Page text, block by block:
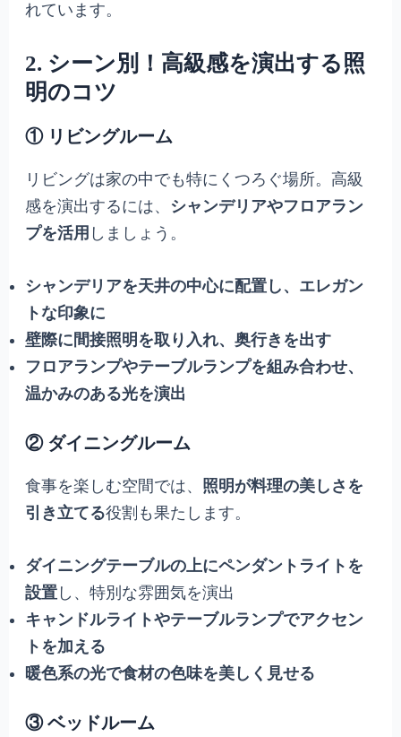
れています。
2. シーン別！高級感を演出する照
明のコツ
① リビングルーム
リビングは家の中でも特にくつろぐ場所。高級
感を演出するには、
シャンデリアやフロアラン
プを活用 しましょう。
シャンデリアを天井の中心に配置し、エレガン
トな印象に
壁際に間接照明を取り入れ、奥行きを出す
フロアランプやテーブルランプを組み合わせ、
温かみのある光を演出
② ダイニングルーム
食事を楽しむ空間では、 照明が料理の美しさを
引き立てる役割も果たします。
ダイニングテーブルの上にペンダントライトを
設置し、特別な雰囲気を演出
キャンドルライトやテーブルランプでアクセン
トを加える
暖色系の光で食材の色味を美しく見せる
③ ベッドルーム